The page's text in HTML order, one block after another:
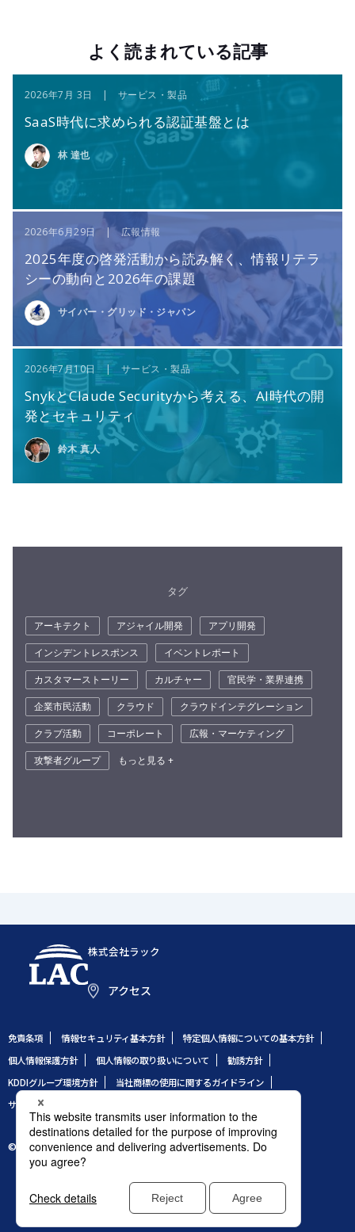
よく読まれている記事
2026年7月 3日 | サービス・製品
SaaS時代に求められる認証基盤とは
林 達也
2026年6月29日 | 広報情報
2025年度の啓発活動から読み解く、情報リテラ
シーの動向と2026年の課題
サイバー・グリッド・ジャパン
2026年7月10日 | サービス・製品
SnykとClaude Securityから考える、AI時代の開
発とセキュリティ
鈴木 真人
タグ
アーキテクト アジャイル開発
アプリ開発
インシデントレスポンス
イベントレポート
カスタマーストーリー
カルチャー
官民学・業界連携
企業市民活動
クラウド
クラウドインテグレーション
クラブ活動
コーポレート
広報・マーケティング
攻撃者グループ
もっと見る +
株式会社ラック
アクセス
免責条項 情報セキュリティ基本方針
特定個人情報についての基本方針
個人情報保護方針
個人情報の取り扱いについて
勧誘方針
KDDIグループ環境方針
当社商標の使用に関するガイドライン
サイトのご利用条件
© 1995 LAC Co., Ltd.